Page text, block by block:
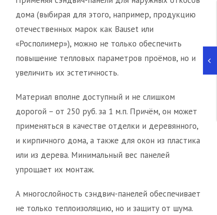
дома (выбирая для этого, например, продукцию
отечественных марок как Bauset или
«Росполимер»), можно не только обеспечить
повышение тепловых параметров проёмов, но и
увеличить их эстетичность.
Материал вполне доступный и не слишком
дорогой – от 250 руб. за 1 м.п. Причём, он может
применяться в качестве отделки и деревянного,
и кирпичного дома, а также для окон из пластика
или из дерева. Минимальный вес панелей
упрощает их монтаж.
А многослойность сэндвич-панелей обеспечивает
не только теплоизоляцию, но и защиту от шума.